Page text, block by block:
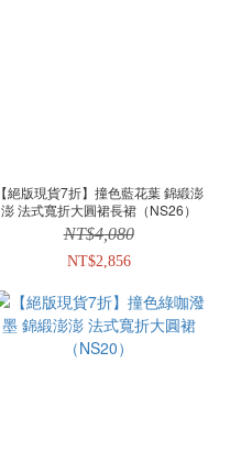
【絕版現貨7折】撞色藍花葉 錦緞澎
澎 法式寬折大圓裙長裙（NS26）
NT$4,080
NT$2,856